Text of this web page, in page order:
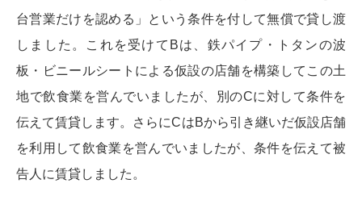
台営業だけを認める」という条件を付して無償で貸し渡
しました。これを受けてBは、鉄パイプ・トタンの波
板・ビニールシートによる仮設の店舗を構築してこの土
地で飲食業を営んでいましたが、別のCに対して条件を
伝えて賃貸します。さらにCはBから引き継いだ仮設店舗
を利用して飲食業を営んでいましたが、条件を伝えて被
告人に賃貸しました。